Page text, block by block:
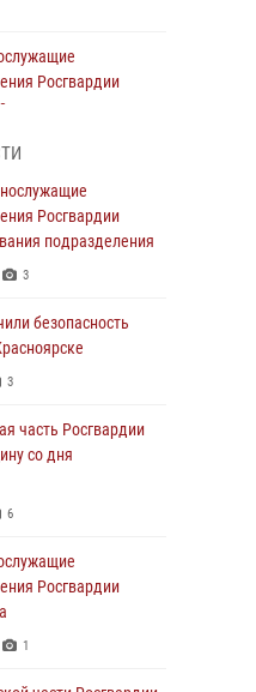
Росгвардии
уничтожили
1
Росгвардии
в серии краж из
обеспечили
во время
1
Росгвардии
Росгвардии
подразделения
3
безопасность
3
часть Росгвардии
со дня
6
Росгвардии
1